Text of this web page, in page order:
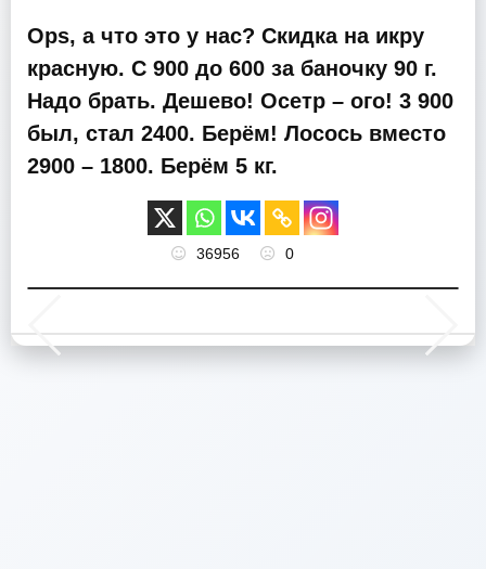
Ops, а что это у нас? Скидка на икру
красную. С 900 до 600 за баночку 90 г.
Надо брать. Дешево! Осетр – ого! 3 900
был, стал 2400. Берём! Лосось вместо
2900 – 1800. Берём 5 кг.
36956 0